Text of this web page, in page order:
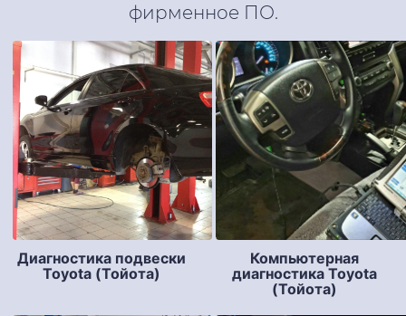
фирменное ПО.
Диагностика подвески
Toyota (Тойота)
Компьютерная
диагностика Toyota
(Тойота)